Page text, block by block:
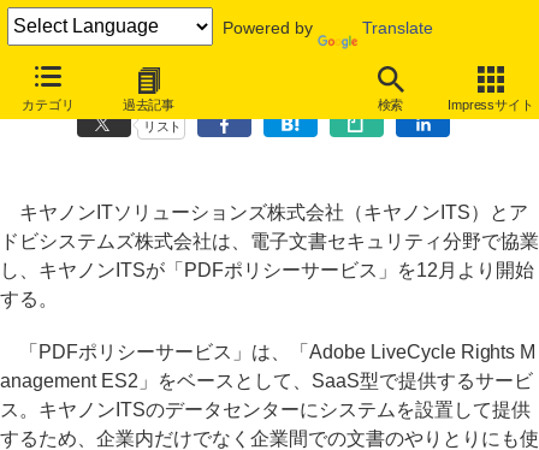
Powered by Translate
カテゴリ 過去記事 検索 Impressサイト
アドビとキヤノンITS、電子文書セキュリティ分野で協業
リスト
キヤノンITソリューションズ株式会社（キヤノンITS）とア
ドビシステムズ株式会社は、電子文書セキュリティ分野で協業
し、キヤノンITSが「PDFポリシーサービス」を12月より開始
する。
「PDFポリシーサービス」は、「Adobe LiveCycle Rights M
anagement ES2」をベースとして、SaaS型で提供するサービ
ス。キヤノンITSのデータセンターにシステムを設置して提供
するため、企業内だけでなく企業間での文書のやりとりにも使